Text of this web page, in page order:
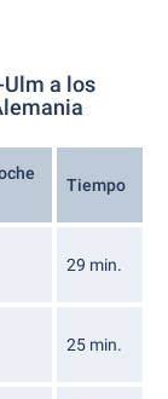
a los
Tiempo
29 min.
25 min.